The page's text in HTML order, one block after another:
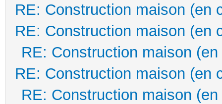
RE: Construction maison (en
RE: Construction maison (en
RE: Construction maison
RE: Construction maison (en
RE: Construction maison